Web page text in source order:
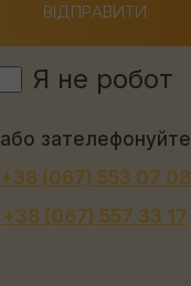
ВІДПРАВИТИ
Я не робот
або зателефонуйте
+38 (067) 553 07 08
+38 (067) 557 33 17